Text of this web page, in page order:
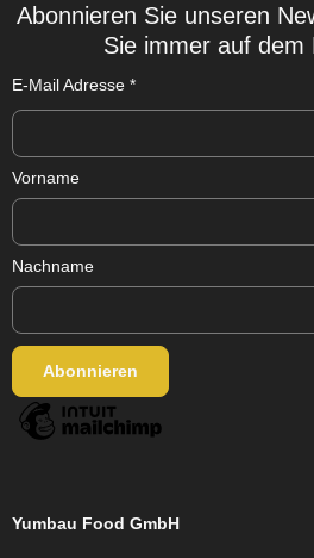
Abonnieren Sie unseren
Sie immer auf dem
E-Mail Adresse *
Vorname
Nachname
Yumbau Food GmbH